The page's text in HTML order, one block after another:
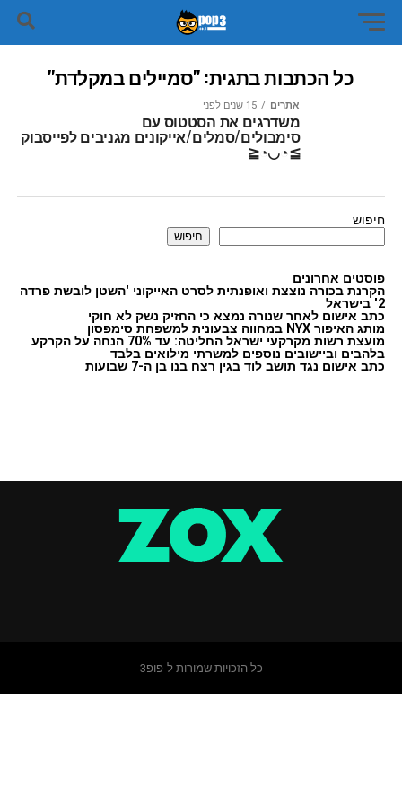
כל הכתבות בתגית: "סמיילים במקלדת"
אתרים 15 שנים לפני
משדרגים את הסטטוס עם
סימבולים/סמלים/אייקונים מגניבים לפייסבוק
≧◔◡◔≦
חיפוש
חיפוש
פוסטים אחרונים
הקרנת בכורה נוצצת ואופנתית לסרט האייקוני 'השטן לובשת פרדה
2' בישראל
כתב אישום לאחר שנורה נמצא כי החזיק נשק לא חוקי
מותג האיפור NYX במחווה צבעונית למשפחת סימפסון
מועצת רשות מקרקעי ישראל החליטה: עד 70% הנחה על הקרקע
בלהבים וביישובים נוספים למשרתי מילואים בלבד
כתב אישום נגד תושב לוד בגין רצח בנו בן ה-7 שבועות
כל הזכויות שמורות ל-פופ3